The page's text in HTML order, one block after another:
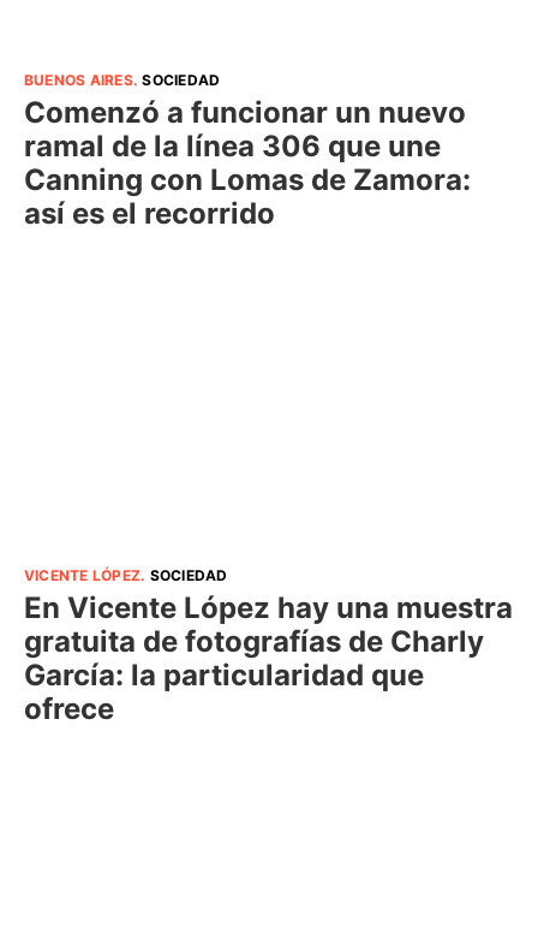
BUENOS AIRES.SOCIEDAD
Comenzó a funcionar un nuevo
ramal de la línea 306 que une
Canning con Lomas de Zamora:
así es el recorrido
VICENTE LÓPEZ. SOCIEDAD
En Vicente López hay una muestra
gratuita de fotografías de Charly
García: la particularidad que
ofrece